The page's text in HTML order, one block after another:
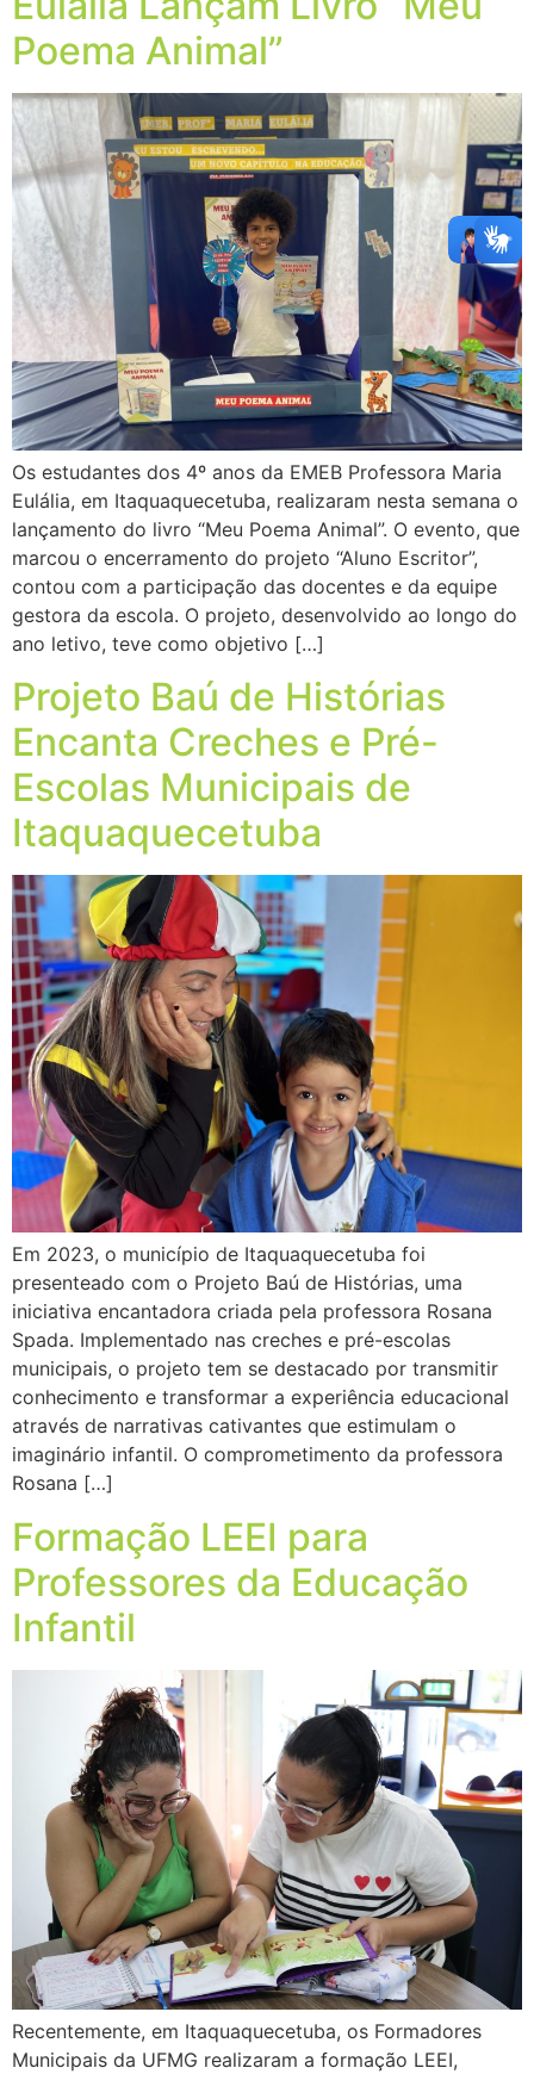
Poema Animal”
Os estudantes dos 4º anos da EMEB Professora Maria
Eulália, em Itaquaquecetuba, realizaram nesta semana o
lançamento do livro “Meu Poema Animal”. O evento, que
marcou o encerramento do projeto “Aluno Escritor”,
contou com a participação das docentes e da equipe
gestora da escola. O projeto, desenvolvido ao longo do
ano letivo, teve como objetivo […]
Projeto Baú de Histórias
Encanta Creches e Pré-
Escolas Municipais de
Itaquaquecetuba
Em 2023, o município de Itaquaquecetuba foi
presenteado com o Projeto Baú de Histórias, uma
iniciativa encantadora criada pela professora Rosana
Spada. Implementado nas creches e pré-escolas
municipais, o projeto tem se destacado por transmitir
conhecimento e transformar a experiência educacional
através de narrativas cativantes que estimulam o
imaginário infantil. O comprometimento da professora
Rosana […]
Formação LEEI para
Professores da Educação
Infantil
Recentemente, em Itaquaquecetuba, os Formadores
Municipais da UFMG realizaram a formação LEEI,